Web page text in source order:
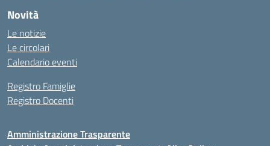
Novità
Le notizie
Le circolari
Calendario eventi
Registro Famiglie
Registro Docenti
Amministrazione Trasparente